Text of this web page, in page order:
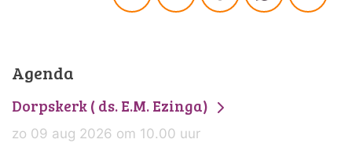
Agenda
Dorpskerk ( ds. E.M. Ezinga)
zo 09 aug 2026 om 10.00 uur